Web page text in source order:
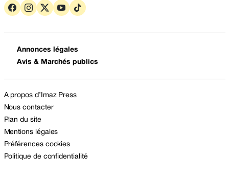
Annonces légales
Avis & Marchés publics
A propos d’Imaz Press
Nous contacter
Plan du site
Mentions légales
Préférences cookies
Politique de confidentialité